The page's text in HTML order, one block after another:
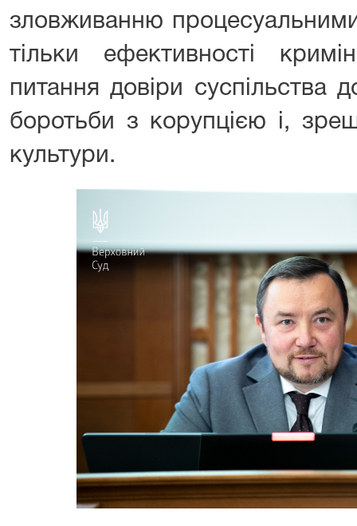
зловживанню
тільки ефективності
питання довіри суспільства
боротьби з корупцією і,
культури.